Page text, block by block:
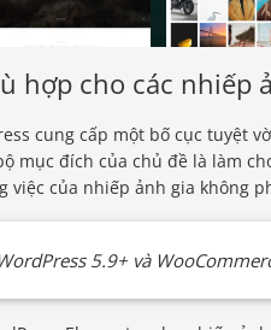
hợp cho các nhiếp
cung cấp một bố cục tuyệt
mục đích của chủ đề là làm
việc của nhiếp ảnh gia không
5.9+ và